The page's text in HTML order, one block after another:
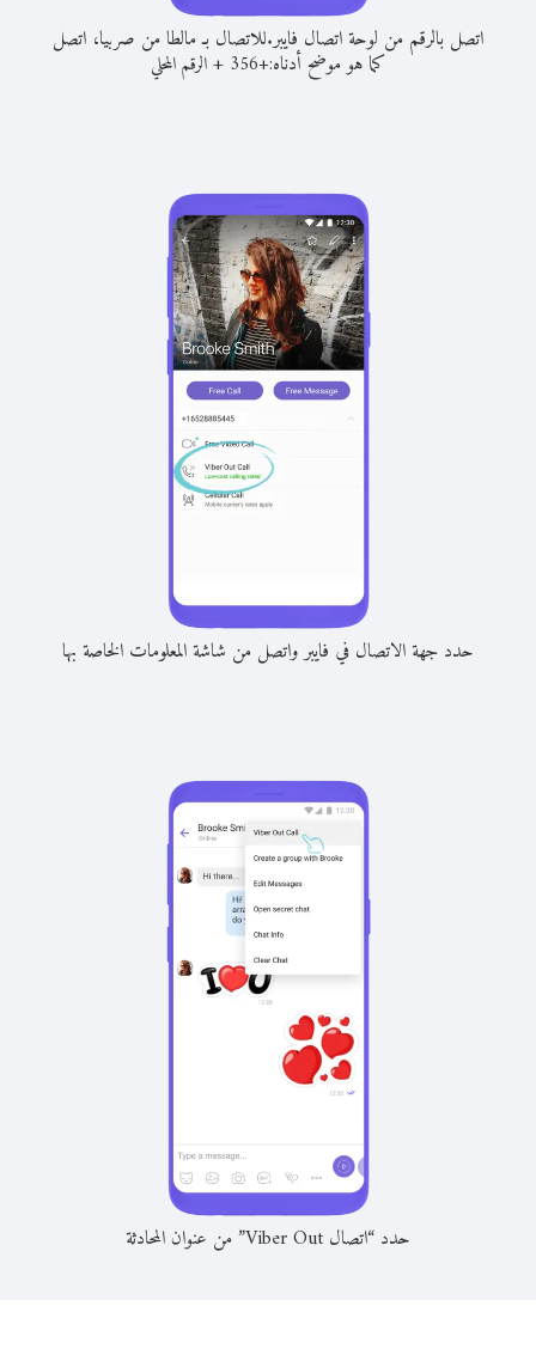
اتصل بالرقم من لوحة اتصال فايبر.للاتصال بـ مالطا من صربيا، اتصل
كما هو موضح أدناه:+
356
+الرقم المحلي
حدد جهة الاتصال في فايبر واتصل من شاشة المعلومات الخاصة بها
حدد “اتصال Viber Out” من عنوان المحادثة